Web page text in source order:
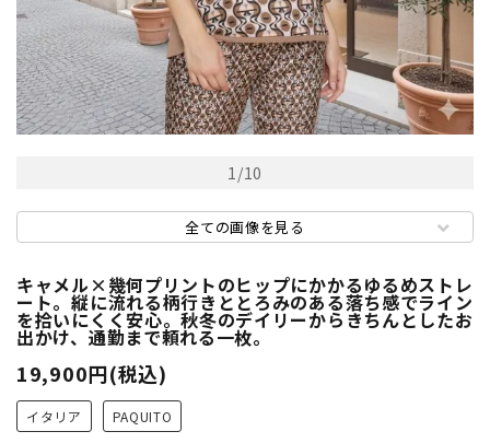
1/10
全ての画像を見る
キャメル×幾何プリントのヒップにかかるゆるめストレ
ート。縦に流れる柄行きととろみのある落ち感でライン
を拾いにくく安心。秋冬のデイリーからきちんとしたお
出かけ、通勤まで頼れる一枚。
19,900円(税込)
イタリア PAQUITO